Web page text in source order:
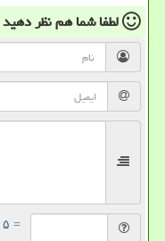
لطفا شما همنظر دهید
= ۵ بعلاوه ۵